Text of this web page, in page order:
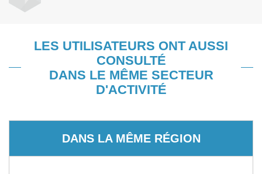
LES UTILISATEURS ONT AUSSI
CONSULTÉ
DANS LE MÊME SECTEUR
D'ACTIVITÉ
DANS LA MÊME RÉGION